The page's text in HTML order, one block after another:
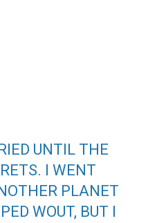
UNTIL THE
I WENT
PLANET
WOUT, BUT I